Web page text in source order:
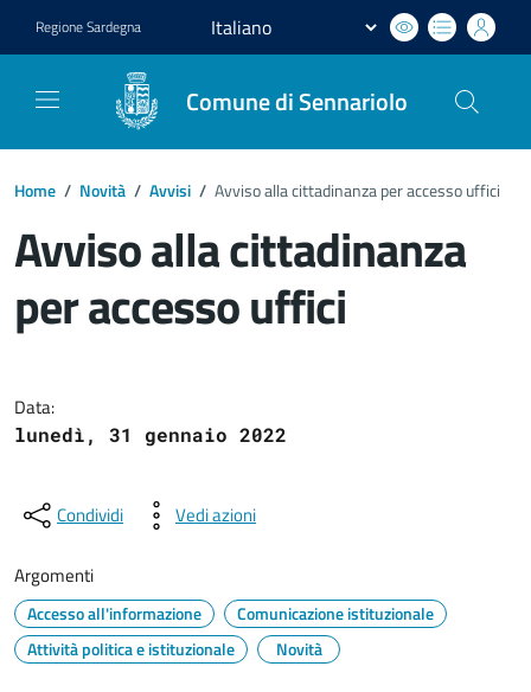
RegioneSardegna
Comune di Sennariolo
Home / Novità / Avvisi / Avviso alla cittadinanza per accesso uffici
Avviso alla cittadinanza
per accesso uffici
Data:
lunedì, 31 gennaio 2022
Condividi Vedi azioni
Argomenti
Accesso all'informazione
Comunicazione istituzionale
Attività politica e istituzionale
Novità